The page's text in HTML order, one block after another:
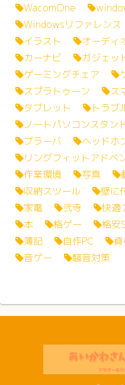
WacomOne
Windowsリファレンス
イラスト
オーディ
カーナビ
ガジェッ
ゲーミングチェア
スプラトゥーン
ス
タブレット
トラブ
ノートパソコンスタン
ブラーバ
ヘッドホ
リングフィットアドベ
作業環境
写真
収納スツール
壁に
家電
弐寺 快適
本
格ゲー 格安
簿記
自作PC
音ゲー
騒音対策